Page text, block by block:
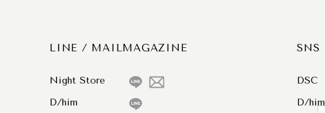
LINE / MAILMAGAZINE
Night Store
D/him
SNS
DSC
D/him